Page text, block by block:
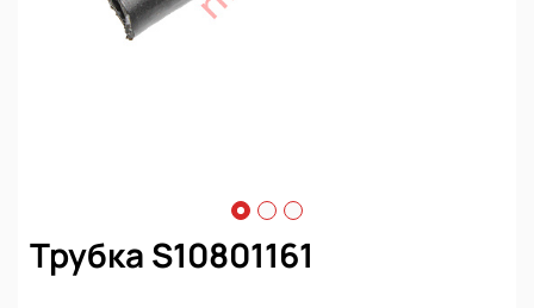
Трубка S10801161